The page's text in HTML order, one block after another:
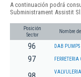
A continuación podrá
Subministrament Assistit
Posición
Sector
Nombre
96 DAB PUMPS
97 FERRETERIA